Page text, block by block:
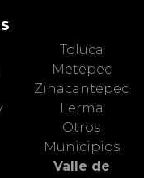
Toluca
Metepec
Zinacantepec
Lerma
Otros
Municipios
Valle de